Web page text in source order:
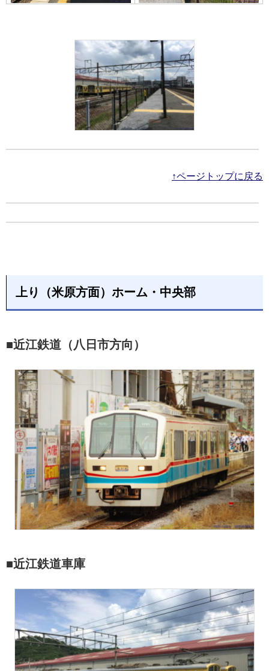
↑ページトップに戻る
上り（米原方面）ホーム・中央部
■近江鉄道（八日市方向）
■近江鉄道車庫